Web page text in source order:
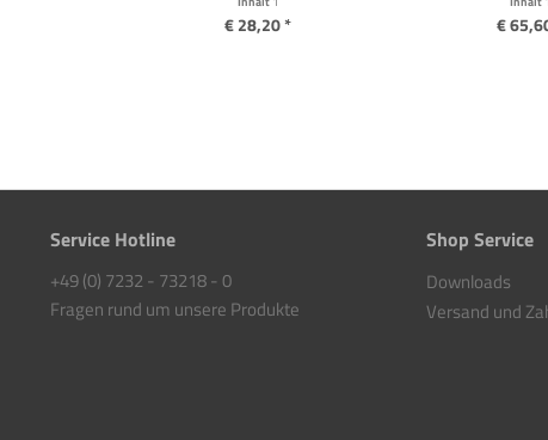
€ 28,20 * €
Service Hotline
+49 (0) 7232 - 73218 - 0
Fragen rund um unsere Produkte
Shop Service
Downloads
Versand und